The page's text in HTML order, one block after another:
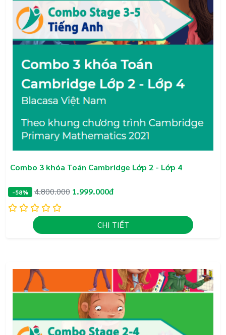
CẤU TRÚC SẢN PHẨM:
DUNG BỞI TRƯỜNG ĐẠI HỌC GIÁO DỤC - ĐẠI
Căn cứ theo Quyết định số 2222/QĐ-ĐHGD ngày 28
tháng 08 năm 2023 của Hiệu trưởng Trường Đại
học Giáo dục - Đại học Quốc gia Hà Nội.
Toán Tiếng Anh
Combo 3 khóa Toán Cambridge Lớp 2 - Lớp 4
-58% 4.800.000 1.999.000đ
CHI TIẾT